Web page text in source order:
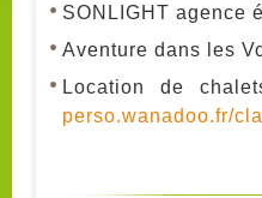
SONLIGHT agence
Aventure dans les
Location de
perso.wanadoo.fr/